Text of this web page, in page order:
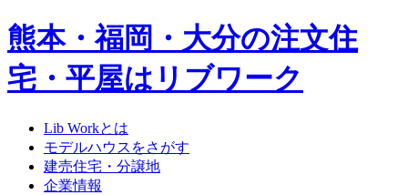
熊本・福岡・大分の注文住
宅・平屋はリブワーク
Lib Workとは
モデルハウスをさがす
建売住宅・分譲地
企業情報